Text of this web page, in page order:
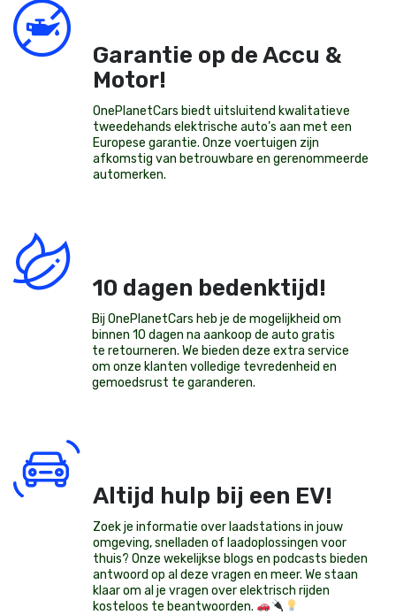
Garantie op de Accu &
Motor!
OnePlanetCars biedt uitsluitend kwalitatieve
tweedehands elektrische auto’s aan met een
Europese garantie. Onze voertuigen zijn
afkomstig van betrouwbare en gerenommeerde
automerken.
10 dagen bedenktijd!
Bij OnePlanetCars heb je de mogelijkheid om
binnen 10 dagen na aankoop de auto gratis
te retourneren. We bieden deze extra service
om onze klanten volledige tevredenheid en
gemoedsrust te garanderen.
Altijd hulp bij een EV!
Zoek je informatie over laadstations in jouw
omgeving, snelladen of laadoplossingen voor
thuis? Onze wekelijkse blogs en podcasts bieden
antwoord op al deze vragen en meer. We staan
klaar om al je vragen over elektrisch rijden
kosteloos te beantwoorden.